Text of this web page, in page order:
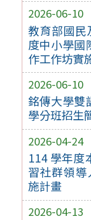
2026-06-10
教育部國民
度中小學國
作工作坊實
2026-06-10
銘傳大學雙
學分班招生
2026-04-24
114 學年度
習社群領
施計畫
2026-04-13